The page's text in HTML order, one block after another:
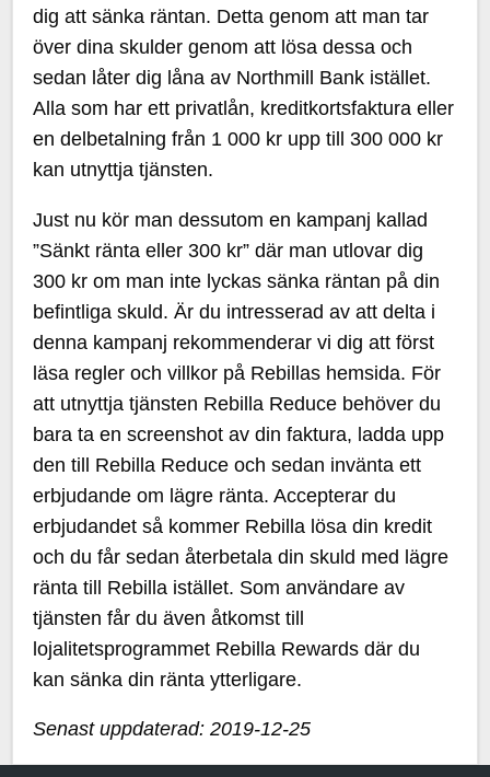
dig att sänka räntan. Detta genom att man tar
över dina skulder genom att lösa dessa och
sedan låter dig låna av Northmill Bank istället.
Alla som har ett privatlån, kreditkortsfaktura eller
en delbetalning från 1 000 kr upp till 300 000 kr
kan utnyttja tjänsten.
Just nu kör man dessutom en kampanj kallad
”Sänkt ränta eller 300 kr” där man utlovar dig
300 kr om man inte lyckas sänka räntan på din
befintliga skuld. Är du intresserad av att delta i
denna kampanj rekommenderar vi dig att först
läsa regler och villkor på Rebillas hemsida. För
att utnyttja tjänsten Rebilla Reduce behöver du
bara ta en screenshot av din faktura, ladda upp
den till Rebilla Reduce och sedan invänta ett
erbjudande om lägre ränta. Accepterar du
erbjudandet så kommer Rebilla lösa din kredit
och du får sedan återbetala din skuld med lägre
ränta till Rebilla istället. Som användare av
tjänsten får du även åtkomst till
lojalitetsprogrammet Rebilla Rewards där du
kan sänka din ränta ytterligare.
Senast uppdaterad: 2019-12-25